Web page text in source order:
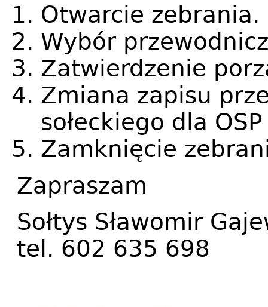
Otwarcie zebrania.
Wybór
Zatwierdzenie
Zmiana zapisu
sołeckiego dla
Zamknięcie
Zapraszam
Sołtys Sławomir
tel. 602 635 698